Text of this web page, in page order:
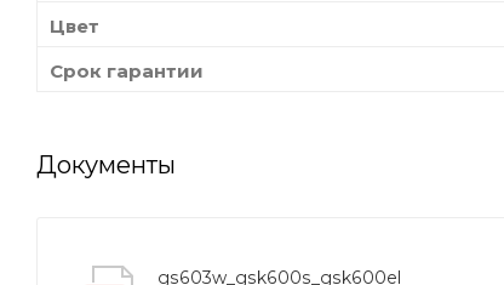
Цвет
Срок гарантии
Документы
gs603w_gsk600s_gsk600el